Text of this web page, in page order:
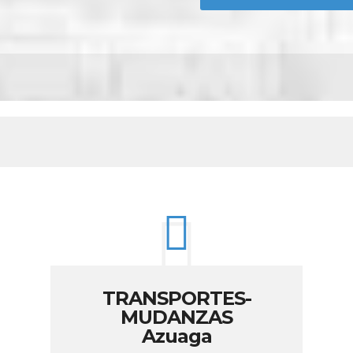
TRANSPORTES-
MUDANZAS
Azuaga